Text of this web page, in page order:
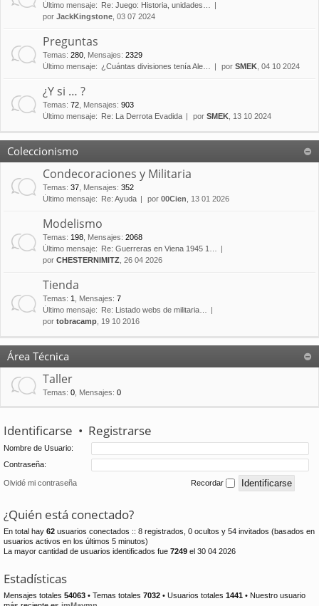
Último mensaje:
Re: Juego: Historia, unidades…
por JackKingstone , 03 07 2024
Preguntas
Temas: 280 Mensajes: 2329
Último mensaje: ¿Cuántas divisiones tenía Ale… por SMEK , 04 10 2024
¿Y si … ?
Temas: 72 Mensajes: 903
Último mensaje:
Re: La Derrota Evadida por SMEK , 13 10 2024
Coleccionismo
Condecoraciones y Militaria
Temas: 37 Mensajes: 352
Último mensaje:
Re: Ayuda por 00Cien , 13 01 2026
Modelismo
Temas: 198 Mensajes: 2068
Último mensaje:
Re: Guerreras en Viena 1945 1…
por CHESTERNIMITZ , 26 04 2026
Tienda
Temas: 1 Mensajes: 7
Último mensaje:
Re: Listado webs de militaria…
por tobracamp , 19 10 2016
Área Técnica
Taller
Temas: 0 Mensajes: 0
Identificarse • Registrarse
Nombre de Usuario:
Contraseña:
Olvidé mi contraseña Recordar
¿Quién está conectado?
En total hay 62 usuarios conectados :: 8 registrados, 0 ocultos y 54 invitados (basados en
usuarios activos en los últimos 5 minutos)
La mayor cantidad de usuarios identificados fue 7249 el 30 04 2026
Estadísticas
Mensajes totales 54063 • Temas totales 7032 • Usuarios totales 1441 • Nuestro usuario